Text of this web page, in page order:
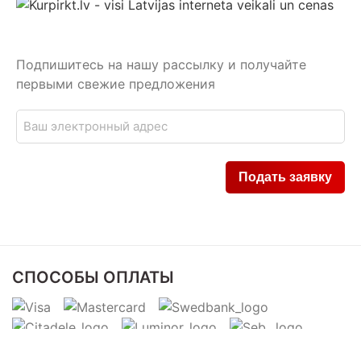
Подпишитесь на нашу рассылку и получайте
первыми свежие предложения
СПОСОБЫ ОПЛАТЫ